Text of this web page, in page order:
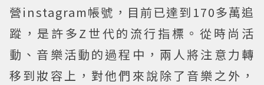
營instagram帳號，目前已達到170多萬追
蹤，是許多Z世代的流行指標。從時尚活
動、音樂活動的過程中，兩人將注意力轉
移到妝容上，對他們來說除了音樂之外，